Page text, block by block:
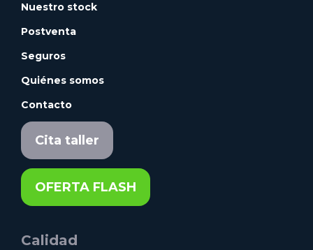
Nuestro stock
Postventa
Seguros
Quiénes somos
Contacto
Cita taller
OFERTA FLASH
Calidad